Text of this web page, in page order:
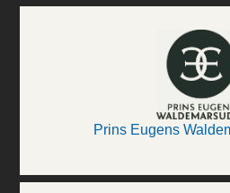
Prins Eugens